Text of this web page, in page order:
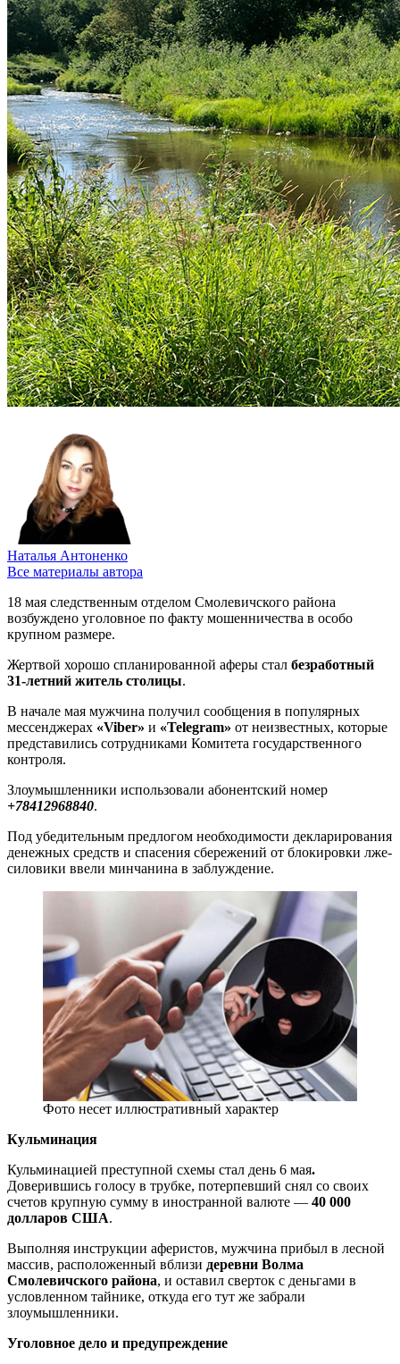
Наталья Антоненко
Все материалы автора
18 мая следственным отделом Смолевичского района
возбуждено уголовное по факту мошенничества в особо
крупном размере.
Жертвой хорошо спланированной аферы стал безработный
31-летний житель столицы.
В начале мая мужчина получил сообщения в популярных
мессенджерах «Viber» и «Telegram» от неизвестных, которые
представились сотрудниками Комитета государственного
контроля.
Злоумышленники использовали абонентский номер
+78412968840.
Под убедительным предлогом необходимости декларирования
денежных средств и спасения сбережений от блокировки лже-
силовики ввели минчанина в заблуждение.
Фото несет иллюстративный характер
Кульминация
Кульминацией преступной схемы стал день 6 мая.
Доверившись голосу в трубке, потерпевший снял со своих
счетов крупную сумму в иностранной валюте — 40 000
долларов США.
Выполняя инструкции аферистов, мужчина прибыл в лесной
массив, расположенный вблизи деревни Волма
Смолевичского района, и оставил сверток с деньгами в
условленном тайнике, откуда его тут же забрали
злоумышленники.
Уголовное дело и предупреждение